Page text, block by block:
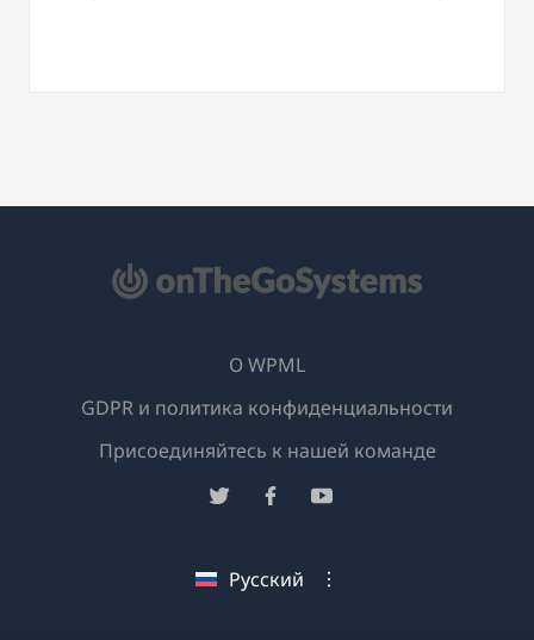
Русский
О WPML
GDPR и политика конфиденциальности
Присоединяйтесь к нашей команде
(открывается
окне)
(открывается
окне)
(открывается